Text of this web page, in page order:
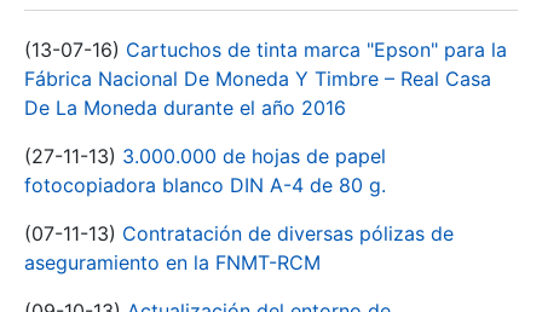
(13-07-16) Cartuchos de tinta marca "Epson" para la
Fábrica Nacional De Moneda Y Timbre – Real Casa
De La Moneda durante el año 2016
(27-11-13) 3.000.000 de hojas de papel
fotocopiadora blanco DIN A-4 de 80 g.
(07-11-13) Contratación de diversas pólizas de
aseguramiento en la FNMT-RCM